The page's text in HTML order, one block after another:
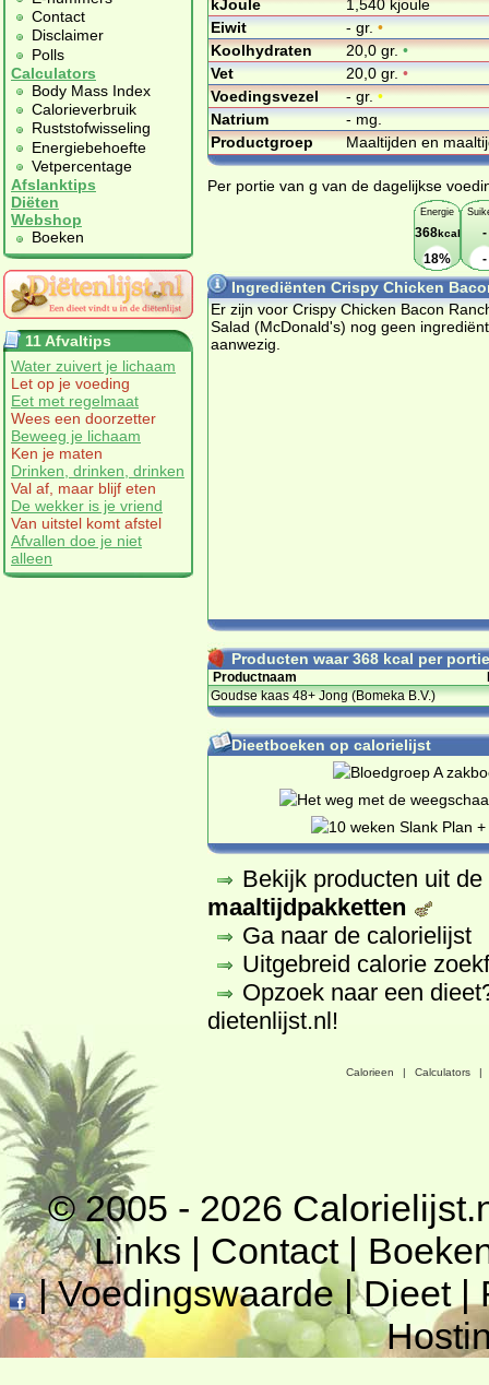
Contact
Disclaimer
Polls
Calculators
Body Mass Index
Calorieverbruik
Ruststofwisseling
Energiebehoefte
Vetpercentage
Afslanktips
Diëten
Webshop
Boeken
11 Afvaltips
Water zuivert je lichaam
Let op je voeding
Eet met regelmaat
Wees een doorzetter
Beweeg je lichaam
Ken je maten
Drinken, drinken, drinken
Val af, maar blijf eten
De wekker is je vriend
Van uitstel komt afstel
Afvallen doe je niet
alleen
kJoule
1,540 kjoule
Eiwit
- gr. •
Koolhydraten
20,0 gr.•
Vet
20,0 gr. •
Voedingsvezel
- gr.•
Natrium
- mg.
Productgroep
Maaltijden en
Per portie van g van de dagelijkse
Energie
368kcal
18%
-
-
Ingrediënten Crispy Chicken
Er zijn voor Crispy Chicken Bacon
Salad (McDonald's) nog geen
aanwezig.
Producten waar 368 kcal per
Productnaam
Goudse kaas 48+ Jong (Bomeka B.V.)
Dieetboeken op calorielijst
Bekijk producten uit
maaltijdpakketten
Ga naar de calorielijst
Uitgebreid calorie
Opzoek naar een
dietenlijst.nl!
Calorieen | Calculators |
© 2005 - 2026
Links | Contact|
|Voedingswaarde|Dieet|